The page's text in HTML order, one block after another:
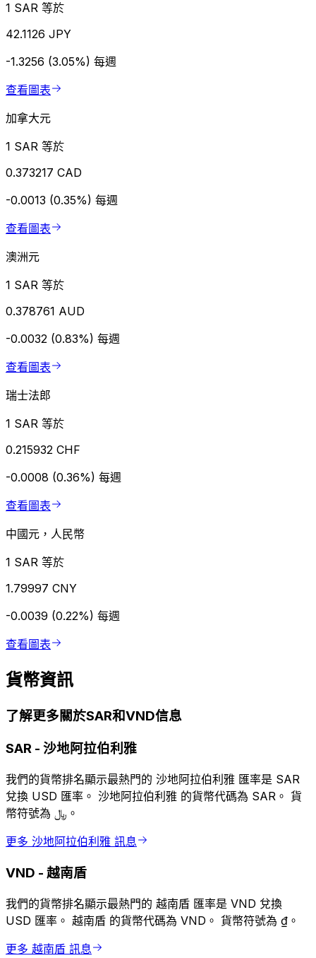
1 SAR 等於
42.1126 JPY
-1.3256 (3.05%) 每週
查看圖表
加拿大元
1 SAR 等於
0.373217 CAD
-0.0013 (0.35%) 每週
查看圖表
澳洲元
1 SAR 等於
0.378761 AUD
-0.0032 (0.83%) 每週
查看圖表
瑞士法郎
1 SAR 等於
0.215932 CHF
-0.0008 (0.36%) 每週
查看圖表
中國元，人民幣
1 SAR 等於
1.79997 CNY
-0.0039 (0.22%) 每週
查看圖表
貨幣資訊
了解更多關於SAR和VND信息
SAR - 沙地阿拉伯利雅
我們的貨幣排名顯示最熱門的 沙地阿拉伯利雅 匯率是 SAR
兌換 USD 匯率。 沙地阿拉伯利雅 的貨幣代碼為 SAR。 貨
幣符號為 ﷼。
更多 沙地阿拉伯利雅 訊息
VND - 越南盾
我們的貨幣排名顯示最熱門的 越南盾 匯率是 VND 兌換
USD 匯率。 越南盾 的貨幣代碼為 VND。 貨幣符號為 ₫。
更多 越南盾 訊息